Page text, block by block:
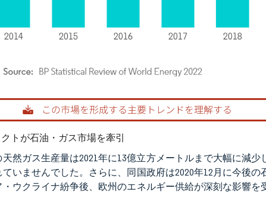
。再利用にはCC BY 4.0の表示が必要です。
トが石油・ガス市場を牽引
然ガス生産量は2021年に13億立方メートルまで大幅に減
いませんでした。さらに、同国政府は2020年12月に今後
ウクライナ紛争後、欧州のエネルギー供給が深刻な影響